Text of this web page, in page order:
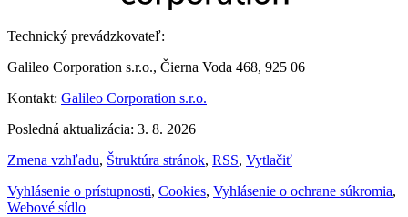
Technický prevádzkovateľ:
Galileo Corporation s.r.o., Čierna Voda 468, 925 06
Kontakt: Galileo Corporation s.r.o.
Posledná aktualizácia: 3. 8. 2026
Zmena vzhľadu, Štruktúra stránok, RSS, Vytlačiť
Vyhlásenie o prístupnosti, Cookies, Vyhlásenie o ochrane súkromia,
Webové sídlo